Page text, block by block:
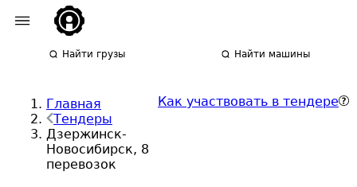
Найти грузы Найти машины
Главная
Тендеры
Дзержинск-
Новосибирск, 8
перевозок
Как участвовать в тендере